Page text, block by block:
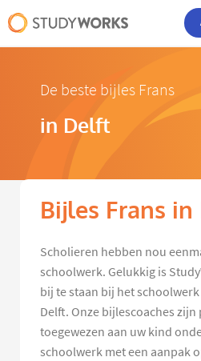
De beste bijles Frans
in Delft
Bijles Frans
Scholieren hebben nou
schoolwerk. Gelukkig is
bij te staan bij het
Delft. Onze bijlescoaches
toegewezen aan uw kind
schoolwerk met een aanpak